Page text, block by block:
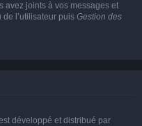
avez joints à vos messages et
l’utilisateur puis Gestion des
développé et distribué par